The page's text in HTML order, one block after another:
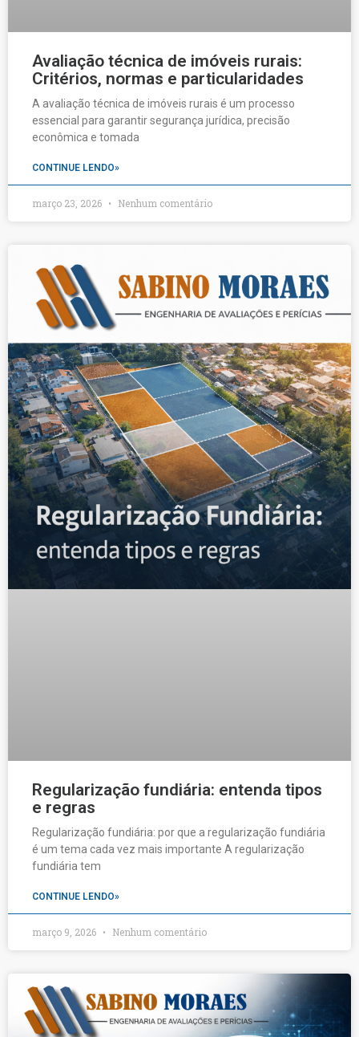
Avaliação técnica de imóveis rurais:
Critérios, normas e particularidades
A avaliação técnica de imóveis rurais é um processo
essencial para garantir segurança jurídica, precisão
econômica e tomada
CONTINUE LENDO»
março 23, 2026 Nenhum comentário
Regularização fundiária: entenda tipos
e regras
Regularização fundiária: por que a regularização fundiária
é um tema cada vez mais importante A regularização
fundiária tem
CONTINUE LENDO»
março 9, 2026 Nenhum comentário